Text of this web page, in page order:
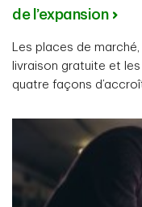
de l’expansion
Les places de
livraison gratuite et
quatre façons